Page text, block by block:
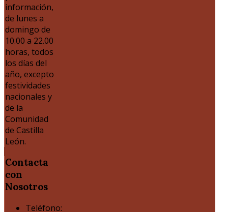
información,
de lunes a
domingo de
10.00 a 22.00
horas, todos
los días del
año, excepto
festividades
nacionales y
de la
Comunidad
de Castilla
León.
Contacta
con
Nosotros
Teléfono: